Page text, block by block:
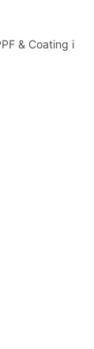
& Coating i